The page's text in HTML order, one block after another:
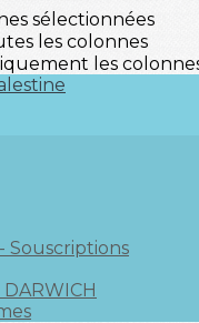
sélectionnées
les colonnes
les
Souscriptions